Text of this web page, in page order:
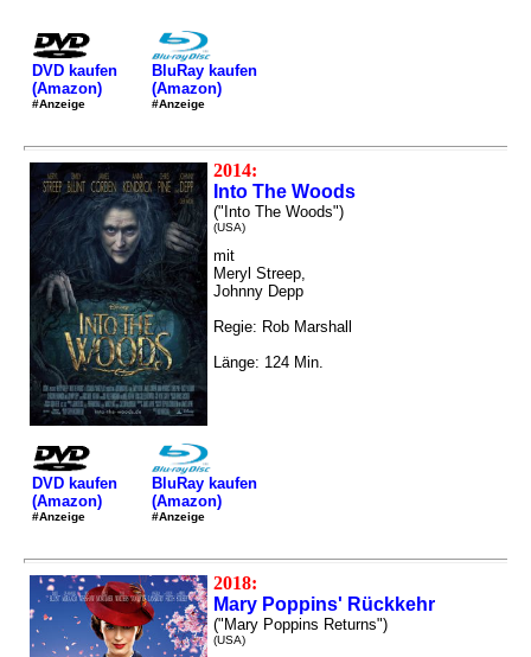
DVD kaufen
(Amazon)
#Anzeige
BluRay kaufen
(Amazon)
#Anzeige
2014:
Into The Woods
("Into The Woods")
(USA)
mit
Meryl Streep,
Johnny Depp
Regie: Rob Marshall
Länge: 124 Min.
DVD kaufen
(Amazon)
#Anzeige
BluRay kaufen
(Amazon)
#Anzeige
2018:
Mary Poppins' Rückkehr
("Mary Poppins Returns")
(USA)